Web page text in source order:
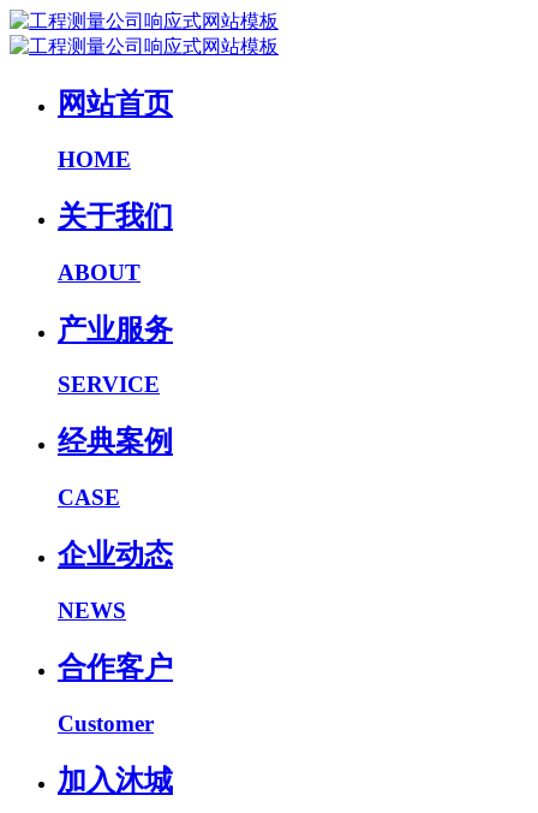
网站首页
HOME
关于我们
ABOUT
产业服务
SERVICE
经典案例
CASE
企业动态
NEWS
合作客户
Customer
加入沐城